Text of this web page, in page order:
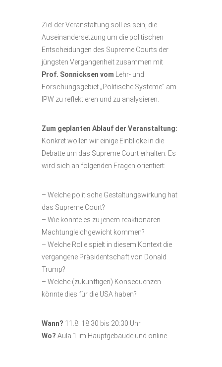
Ziel der Veranstaltung soll es sein, die
Auseinandersetzung um die politischen
Entscheidungen des Supreme Courts der
jüngsten Vergangenheit zusammen mit
Prof. Sonnicksen vom
Lehr- und
Forschungsgebiet „Politische Systeme“ am
IPW zu reflektieren und zu analysieren.
Zum geplanten Ablauf der Veranstaltung:
Konkret wollen wir einige Einblicke in die
Debatte um das Supreme Court erhalten. Es
wird sich an folgenden Fragen orientiert:
– Welche politische Gestaltungswirkung hat
das Supreme Court?
– Wie konnte es zu jenem reaktionären
Machtungleichgewicht kommen?
– Welche Rolle spielt in diesem Kontext die
vergangene Präsidentschaft von Donald
Trump?
– Welche (zukünftigen) Konsequenzen
könnte dies für die USA haben?
Wann? 11.8. 18:30 bis 20:30 Uhr
Wo? Aula 1 im Hauptgebäude und online